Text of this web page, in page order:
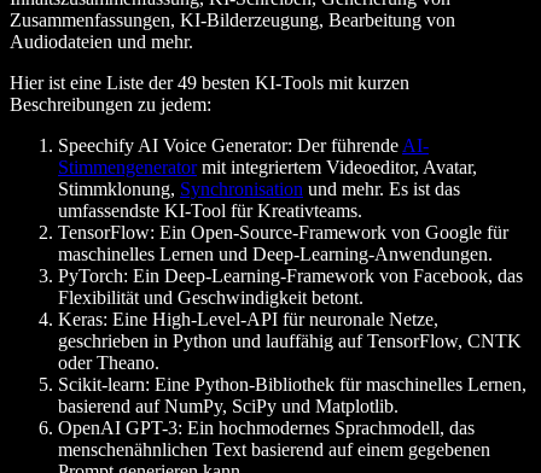
Zusammenfassungen, KI-Bilderzeugung, Bearbeitung von
Audiodateien und mehr.
Hier ist eine Liste der 49 besten KI-Tools mit kurzen
Beschreibungen zu jedem:
Speechify AI Voice Generator: Der führende AI-
Stimmengeneratormit integriertem Videoeditor, Avatar,
Stimmklonung, Synchronisation und mehr. Es ist das
umfassendste KI-Tool für Kreativteams.
TensorFlow: Ein Open-Source-Framework von Google für
maschinelles Lernen und Deep-Learning-Anwendungen.
PyTorch: Ein Deep-Learning-Framework von Facebook, das
Flexibilität und Geschwindigkeit betont.
Keras: Eine High-Level-API für neuronale Netze,
geschrieben in Python und lauffähig auf TensorFlow, CNTK
oder Theano.
Scikit-learn: Eine Python-Bibliothek für maschinelles Lernen,
basierend auf NumPy, SciPy und Matplotlib.
OpenAI GPT-3: Ein hochmodernes Sprachmodell, das
menschenähnlichen Text basierend auf einem gegebenen